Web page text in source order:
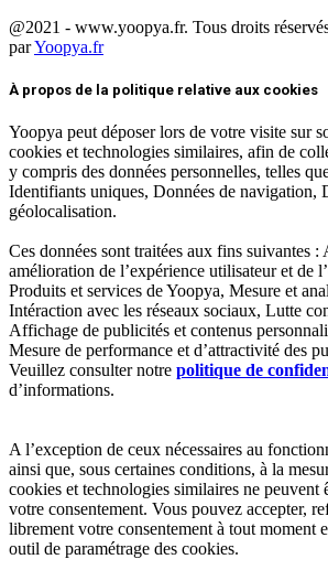
@2021 - www.yoopya.fr. Tous droits
parYoopya.fr
À propos de la politique relative aux cookies
Yoopya peut déposer lors de votre visite sur
cookies et technologies similaires, afin de
y compris des données personnelles, telles
Identifiants uniques, Données de navigation,
géolocalisation.
Ces données sont traitées aux fins suivantes :
amélioration de l’expérience utilisateur et de
Produits et services de Yoopya, Mesure et
Intéraction avec les réseaux sociaux, Lutte
Affichage de publicités et contenus
Mesure de performance et d’attractivité des
Veuillez consulter notre politique de
d’informations.
A l’exception de ceux nécessaires au
ainsi que, sous certaines conditions, à la
cookies et technologies similaires ne peuvent
votre consentement. Vous pouvez accepter,
librement votre consentement à tout moment
outil de paramétrage des cookies.